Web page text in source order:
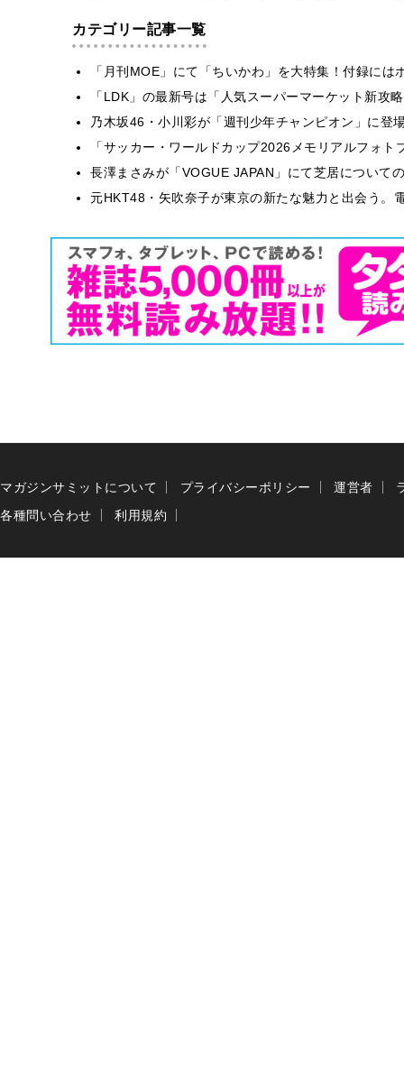
カテゴリー記事一覧
「月刊MOE」にて「ちいかわ」を大特集！付録に
「LDK」の最新号は「人気スーパーマーケット新
乃木坂46・小川彩が「週刊少年チャンピオン」に
「サッカー・ワールドカップ2026メモリアルフォ
長澤まさみが「VOGUE JAPAN」にて芝居について
元HKT48・矢吹奈子が東京の新たな魅力と出会う
マガジンサミットについて プライバシーポリシー 運営者
各種問い合わせ
利用規約